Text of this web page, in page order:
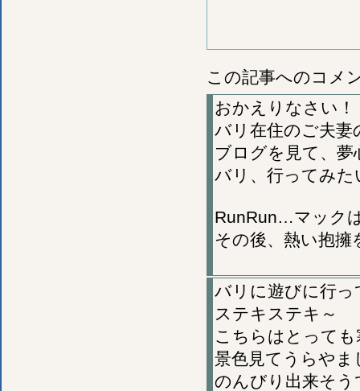
この記事へのコメ
おかえりなさい！
バリ在住のご夫
ブログを見て、
バリ、行ってみた
RunRun…マック
その後、熱い抱
バリに遊びに行
ステキステキ～
こちらはとって
景色見てうらや
のんびり出来そ